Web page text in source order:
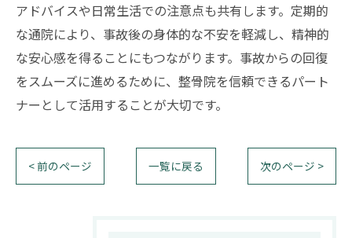
アドバイスや日常生活での注意点も共有します。定期的
な通院により、事故後の身体的な不安を軽減し、精神的
な安心感を得ることにもつながります。事故からの回復
をスムーズに進めるために、整骨院を信頼できるパート
ナーとして活用することが大切です。
< 前のページ 一覧に戻る 次のページ >